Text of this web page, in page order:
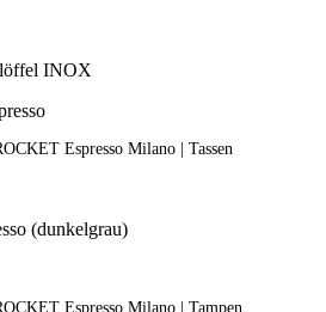
INOX
Espresso Milano | Tassen
(dunkelgrau)
Espresso Milano | Tampen